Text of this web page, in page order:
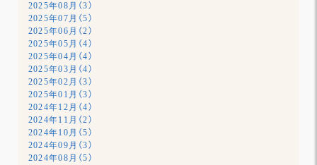
2025年08月（3）
2025年07月（5）
2025年06月（2）
2025年05月（4）
2025年04月（4）
2025年03月（4）
2025年02月（3）
2025年01月（3）
2024年12月（4）
2024年11月（2）
2024年10月（5）
2024年09月（3）
2024年08月（5）